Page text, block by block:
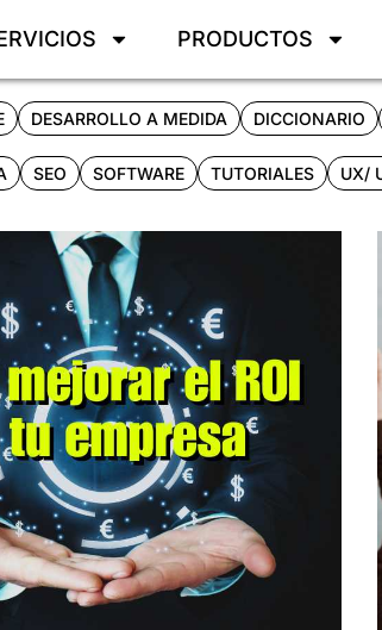
PRODUCTOS
DESARROLLO A MEDIDA DICCIONARIO
SEO SOFTWARE TUTORIALES UX/